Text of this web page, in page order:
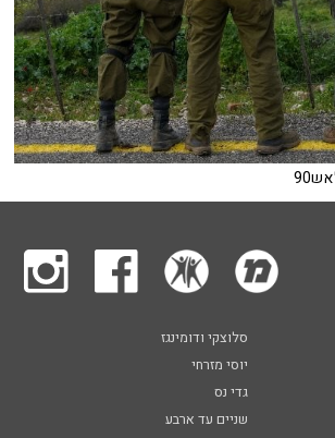
סלוצקי ודומינגז
יוסי מזרחי
גדי נס
שניים עד ארבע